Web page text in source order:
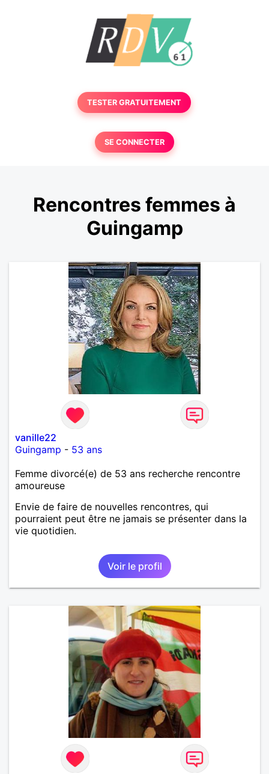
TESTER GRATUITEMENT
SE CONNECTER
Rencontres femmes à
Guingamp
vanille22
Guingamp - 53 ans
Femme divorcé(e) de 53 ans recherche rencontre
amoureuse
Envie de faire de nouvelles rencontres, qui
pourraient peut être ne jamais se présenter dans la
vie quotidien.
Voir le profil